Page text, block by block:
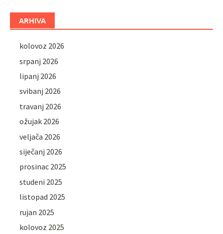
ARHIVA
kolovoz 2026
srpanj 2026
lipanj 2026
svibanj 2026
travanj 2026
ožujak 2026
veljača 2026
siječanj 2026
prosinac 2025
studeni 2025
listopad 2025
rujan 2025
kolovoz 2025